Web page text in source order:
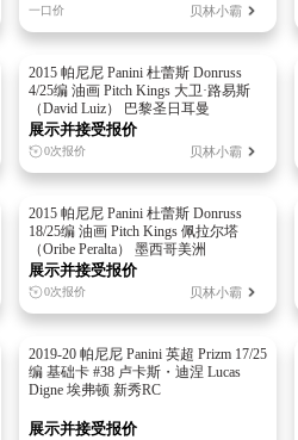
一口价 贝林小霸
2015 帕尼尼 Panini 杜蕾斯 Donruss
4/25编 油画 Pitch Kings 大卫·路易斯
（David Luiz） 巴黎圣日耳曼
展示并接受报价
0次报价 贝林小霸
2015 帕尼尼 Panini 杜蕾斯 Donruss
18/25编 油画 Pitch Kings 佩拉尔塔
（Oribe Peralta） 墨西哥美洲
展示并接受报价
0次报价 贝林小霸
2019-20 帕尼尼 Panini 英超 Prizm 17/25
编 基础卡 #38 卢卡斯・迪涅 Lucas
Digne 埃弗顿 新秀RC
展示并接受报价